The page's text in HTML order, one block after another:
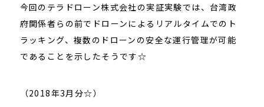
今回のテラドローン株式会社の実証実験では、台湾政
府関係者らの前でドローンによるリアルタイムでのト
ラッキング、複数のドローンの安全な運行管理が可能
であることを示したそうです☆
（2018年3月分☆）